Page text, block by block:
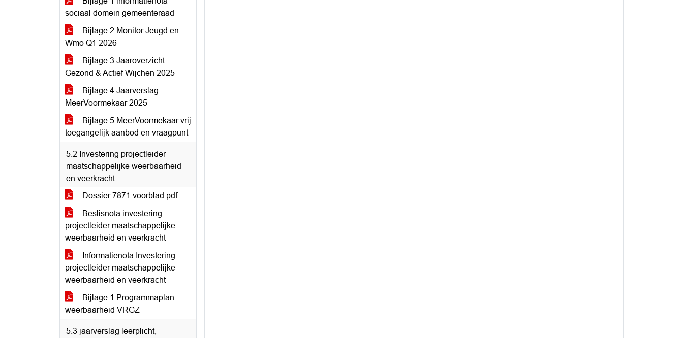
sociaal domein gemeenteraad
Bijlage 2 Monitor Jeugd en
Wmo Q1 2026
Bijlage 3 Jaaroverzicht
Gezond & Actief Wijchen 2025
Bijlage 4 Jaarverslag
MeerVoormekaar 2025
Bijlage 5 MeerVoormekaar vrij
toegangelijk aanbod en vraagpunt
5.2 Investering projectleider
maatschappelijke weerbaarheid
en veerkracht
Dossier 7871 voorblad.pdf
Beslisnota investering
projectleider maatschappelijke
weerbaarheid en veerkracht
Informatienota Investering
projectleider maatschappelijke
weerbaarheid en veerkracht
Bijlage 1 Programmaplan
weerbaarheid VRGZ
5.3 jaarverslag leerplicht,